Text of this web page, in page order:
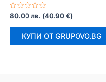
Оценено
с
0
80.00лв. (40.90€)
КУПИ ОТ GRUPOVO.BG